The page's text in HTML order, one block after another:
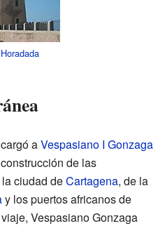
aVespasiano I Gonzaga
de las
ciudad deCartagena, de la
y los puertos africanos de
Vespasiano Gonzaga